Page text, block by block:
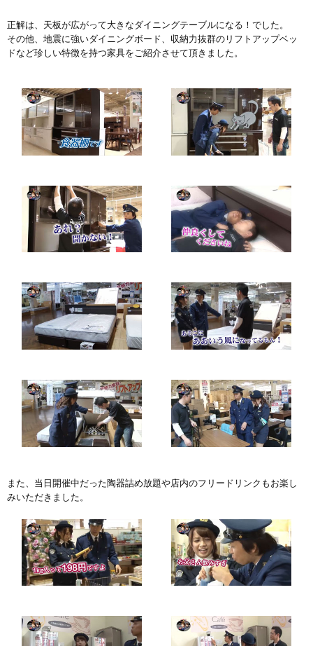
正解は、天板が広がって大きなダイニングテーブルになる！でした。
その他、地震に強いダイニングボード、収納力抜群のリフトアップベッ
ドなど珍しい特徴を持つ家具をご紹介させて頂きました。
また、当日開催中だった陶器詰め放題や店内のフリードリンクもお楽し
みいただきました。